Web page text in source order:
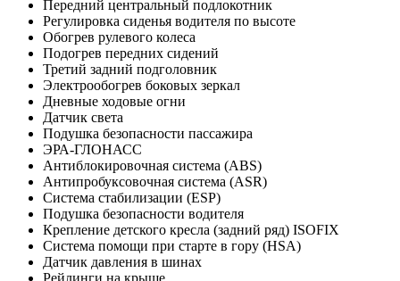
Передний центральный подлокотник
Регулировка сиденья водителя по высоте
Обогрев рулевого колеса
Подогрев передних сидений
Третий задний подголовник
Электрообогрев боковых зеркал
Дневные ходовые огни
Датчик света
Подушка безопасности пассажира
ЭРА-ГЛОНАСС
Антиблокировочная система (ABS)
Антипробуксовочная система (ASR)
Система стабилизации (ESP)
Подушка безопасности водителя
Крепление детского кресла (задний ряд) ISOFIX
Система помощи при старте в гору (HSA)
Датчик давления в шинах